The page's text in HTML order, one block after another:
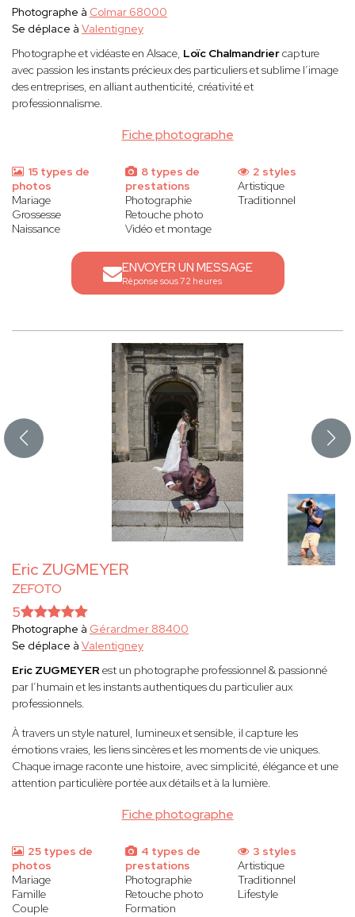
Fiche photographe
Photographe à Colmar 68000
Se déplace à Valentigney
Photographe et vidéaste en Alsace, Loïc Chalmandriercapture
avec passion les instants précieux des particuliers et sublime l’image
des entreprises, en alliant authenticité, créativité et
professionnalisme.
15 types de
photos
Mariage
Grossesse
Naissance
8 types de
prestations
Photographie
Retouche photo
Vidéo et montage
2 styles
Artistique
Traditionnel
ENVOYER UN MESSAGE
Réponse sous 72 heures
Eric ZUGMEYER
ZEFOTO
Fiche photographe
5
Photographe à Gérardmer 88400
Se déplace à Valentigney
Eric ZUGMEYER est un photographe professionnel & passionné
par l’humain et les instants authentiques du particulier aux
professionnels.
À travers un style naturel, lumineux et sensible, il capture les
émotions vraies, les liens sincères et les moments de vie uniques.
Chaque image raconte une histoire, avec simplicité, élégance et une
attention particulière portée aux détails et à la lumière.
25 types de
photos
Mariage
Famille
Couple
4 types de
prestations
Photographie
Retouche photo
Formation
3 styles
Artistique
Traditionnel
Lifestyle